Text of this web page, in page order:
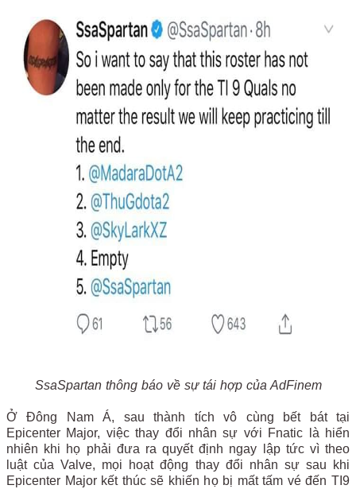
SsaSpartan thông báo về sự tái hợp của AdFinem
Ở Đông Nam Á, sau thành tích vô cùng bết bát tại
Epicenter Major, việc thay đổi nhân sự với Fnatic là hiển
nhiên khi họ phải đưa ra quyết định ngay lập tức vì theo
luật của Valve, mọi hoạt động thay đổi nhân sự sau khi
Epicenter Major kết thúc sẽ khiến họ bị mất tấm vé đến TI9